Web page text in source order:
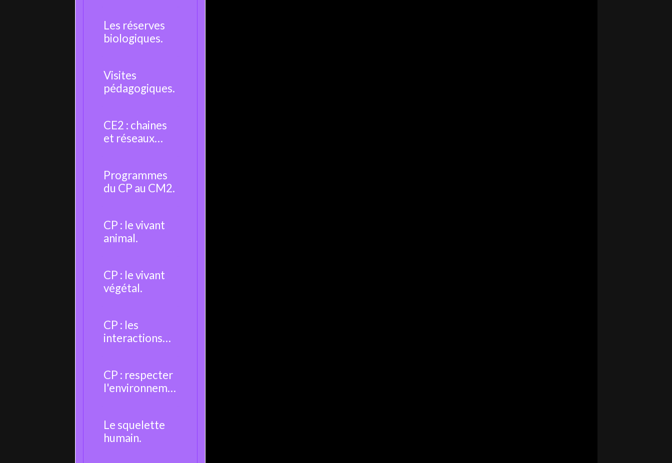
Les réserves
biologiques.
Visites
pédagogiques.
CE2 : chaines
et réseaux
Programmes
du CP au CM2.
CP : le vivant
animal.
CP : le vivant
végétal.
CP : les
interactions
CP : respecter
l'environneme
Le squelette
humain.